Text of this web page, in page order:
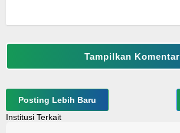
Tampilkan Komentar
Posting Lebih Baru
Institusi Terkait